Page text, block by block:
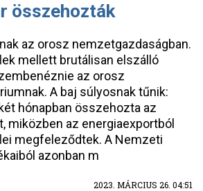
összehozták
az orosz nemzetgazdaságban.
mellett brutálisan elszálló
az orosz
A baj súlyosnak tűnik:
hónapban összehozta az
miközben az energiaexportból
megfeleződtek. A Nemzeti
azonban m
2023. MÁRCIUS 26. 04:51